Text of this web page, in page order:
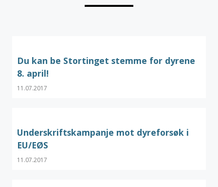
Du kan be Stortinget stemme for dyrene
8. april!
11.07.2017
Underskriftskampanje mot dyreforsøk i
EU/EØS
11.07.2017